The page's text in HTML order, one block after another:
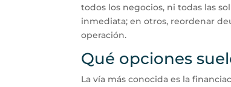
todos los negocios, ni todas las
inmediata; en otros, reordenar
operación.
Qué opciones
La vía más conocida es la